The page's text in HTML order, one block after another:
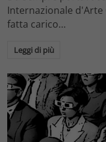
Internazionale d'Arte
fatta carico…
Leggi di più